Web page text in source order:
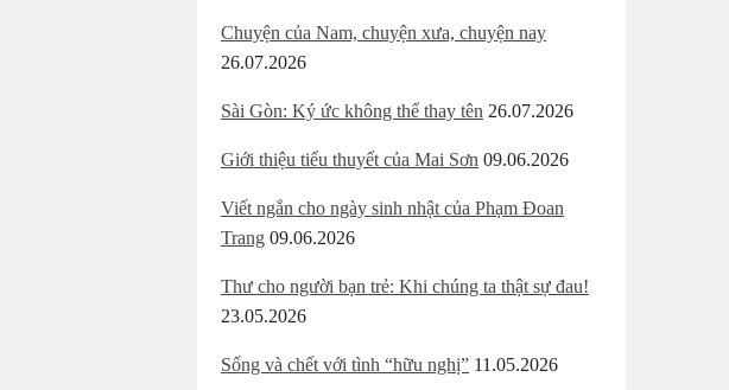
Chuyện của Nam, chuyện xưa, chuyện nay
26.07.2026
Sài Gòn: Ký ức không thể thay tên 26.07.2026
Giới thiệu tiểu thuyết của Mai Sơn 09.06.2026
Viết ngắn cho ngày sinh nhật của Phạm Đoan
Trang 09.06.2026
Thư cho người bạn trẻ: Khi chúng ta thật sự đau!
23.05.2026
Sống và chết với tình “hữu nghị” 11.05.2026